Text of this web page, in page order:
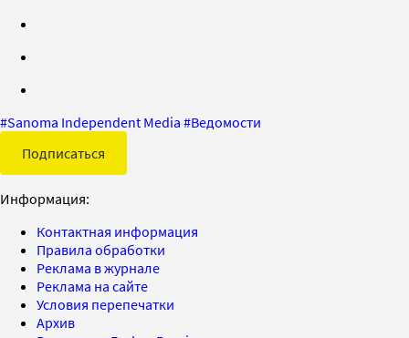
#Sanoma Independent Media #Ведомости
Подписаться
Информация:
Контактная информация
Правила обработки
Реклама в журнале
Реклама на сайте
Условия перепечатки
Архив